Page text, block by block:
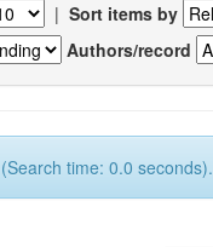
| Sort items by
Authors/record
time: 0.0 seconds).